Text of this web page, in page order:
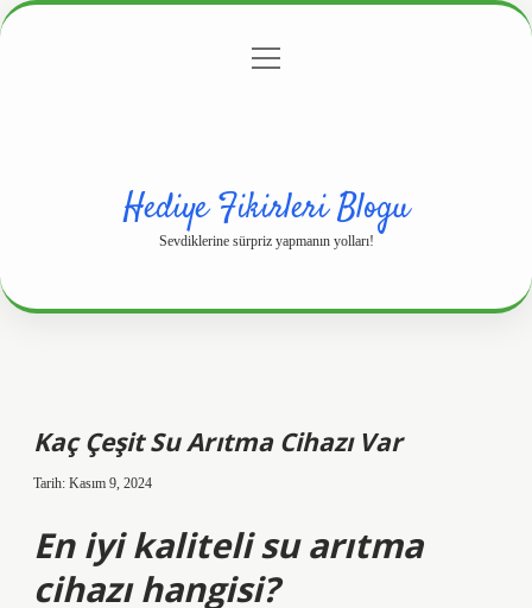
Gizlilik Politikası
menüyü
Hediye Fikirleri Blogu
Sevdiklerine sürpriz yapmanın yolları!
Kaç Çeşit Su Arıtma Cihazı Var
Tarih: Kasım 9, 2024
En iyi kaliteli su arıtma
cihazı hangisi?